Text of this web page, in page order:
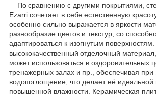
По сравнению с другими покрытиями,
Ezarri сочетает в себе естественную
особенно сильно выражается в яркости
разнообразие цветов и текстур, со
адаптироваться к изогнутым поверхностям.
высококачественный отделочный
может использоваться в оздоровительных
тренажерных залах и пр., обеспечивая при
водопоглощение, что делает её идеальной
повышенной влажности. Керамическая